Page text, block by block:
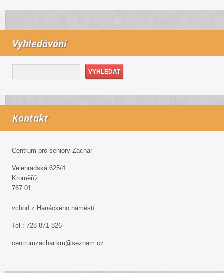
Vyhledávání
Kontakt
Centrum pro seniory Zachar
Velehradská 625/4
Kroměříž
767 01
vchod z Hanáckého náměstí
Tel.: 728 871 826
centrumzachar.km@seznam.cz